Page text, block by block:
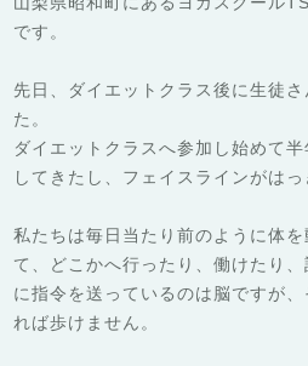
です。
先日、ダイエットクラス後に生徒
た。
ダイエットクラスへ参加し始めて
してきたし、フェイスラインがは
私たちは毎日当たり前のように体
て、どこかへ行ったり、働けたり
に指令を送っているのは脳ですが
れば歩けません。